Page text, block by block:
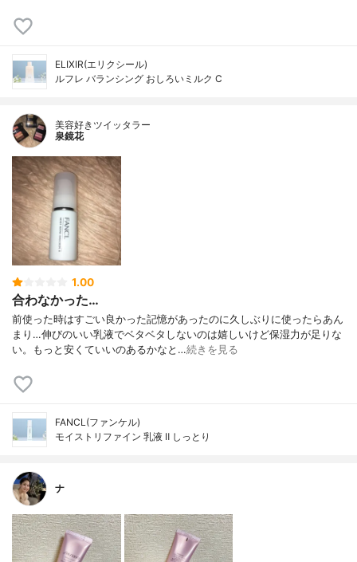
ELIXIR(エリクシール)
ルフレ バランシング おしろいミルク C
美容好きツイッタラー
泉鏡花
1.00
合わなかった…
前使った時はすごい良かった記憶があったのに久しぶりに使ったらあん
まり…伸びのいい乳液でベタベタしないのは嬉しいけど保湿力が足りな
い。もっと安くていいのあるかなと…続きを見る
FANCL(ファンケル)
モイストリファイン 乳液 Ⅱ しっとり
ナ